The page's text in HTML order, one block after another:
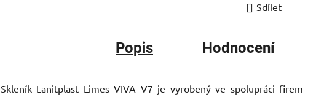
Sdílet
Popis Hodnocení
Skleník Lanitplast Limes VIVA V7 je vyrobený ve spolupráci firem